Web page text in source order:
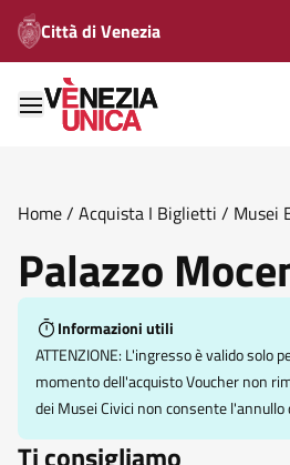
Città di Venezia
Home/ Acquista I Biglietti / Musei
Palazzo
Informazioni utili
ATTENZIONE: L'ingresso è valido solo
momento dell'acquisto Voucher non
dei Musei Civici non consente l'annullo